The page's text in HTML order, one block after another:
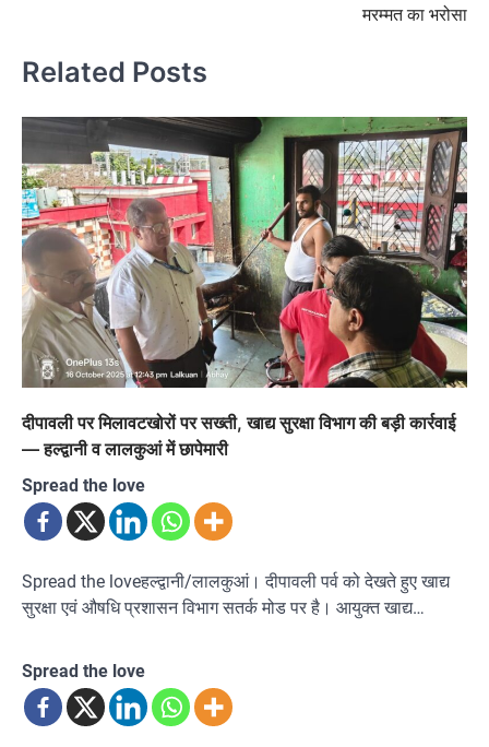
मरम्मत का भरोसा
Related Posts
दीपावली पर मिलावटखोरों पर सख्ती, खाद्य सुरक्षा विभाग की बड़ी कार्रवाई
— हल्द्वानी व लालकुआं में छापेमारी
Spread the love
Spread the loveहल्द्वानी/लालकुआं। दीपावली पर्व को देखते हुए खाद्य
सुरक्षा एवं औषधि प्रशासन विभाग सतर्क मोड पर है। आयुक्त खाद्य…
Spread the love